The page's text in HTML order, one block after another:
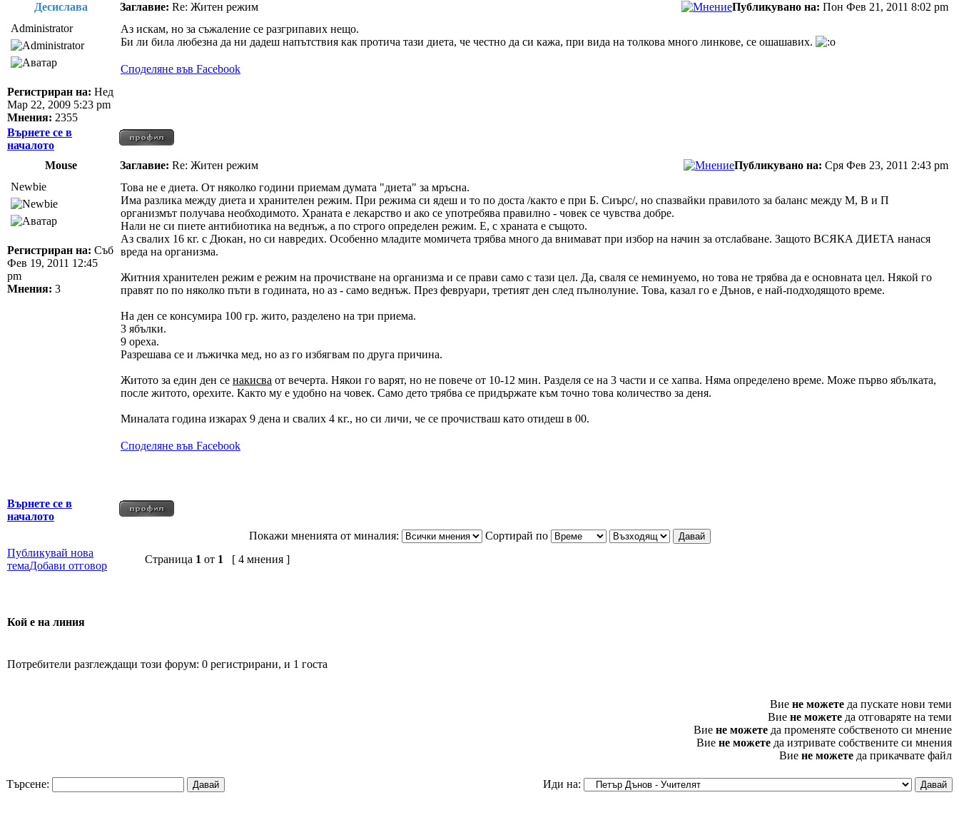
Десислава
Заглавие: Re: Житен режим Публикувано на: Пон Фев 21, 2011 8:02 pm
Administrator
Регистриран на: Нед
Мар 22, 2009 5:23 pm
Мнения: 2355
Аз искам, но за съжаление се разгрипавих нещо.
Би ли била любезна да ни дадеш напътствия как протича тази диета, че честно да си кажа, при вида на толкова много линкове, се ошашавих.
Споделяне във Facebook
Върнете се в
началото
Mouse
Заглавие: Re: Житен режим Публикувано на: Сря Фев 23, 2011 2:43 pm
Newbie
Регистриран на: Съб
Фев 19, 2011 12:45
pm
Мнения: 3
Това не е диета. От няколко години приемам думата "диета" за мръсна.
Има разлика между диета и хранителен режим. При режима си ядеш и то по доста /както е при Б. Сиърс/, но спазвайки правилото за баланс между М, В и П
организмът получава необходимото. Храната е лекарство и ако се употребява правилно - човек се чувства добре.
Нали не си пиете антибиотика на веднъж, а по строго определен режим. Е, с храната е същото.
Аз свалих 16 кг. с Дюкан, но си навредих. Особенно младите момичета трябва много да внимават при избор на начин за отслабване. Защото ВСЯКА ДИЕТА нанася
вреда на организма.
Житния хранителен режим е режим на прочистване на организма и се прави само с тази цел. Да, сваля се неминуемо, но това не трябва да е основната цел. Някой го
правят по по няколко пъти в годината, но аз - само веднъж. През февруари, третият ден след пълнолуние. Това, казал го е Дънов, е най-подходящото време.
На ден се консумира 100 гр. жито, разделено на три приема.
3 ябълки.
9 ореха.
Разрешава се и лъжичка мед, но аз го избягвам по друга причина.
Житото за един ден се накисва от вечерта. Някои го варят, но не повече от 10-12 мин. Разделя се на 3 части и се хапва. Няма определено време. Може първо ябълката,
после житото, орехите. Както му е удобно на човек. Само дето трябва се придържате към точно това количество за деня.
Миналата година изкарах 9 дена и свалих 4 кг., но си личи, че се прочистваш като отидеш в 00.
Споделяне във Facebook
Върнете се в
началото
Покажи мненията от миналия:
Сортирай по
Публикувай нова
темаДобави отговор
Страница 1 от 1 [ 4 мнения ]
Кой е на линия
Потребители разглеждащи този форум: 0 регистрирани, и 1 госта
Вие не можете да пускате нови теми
Вие не можете да отговаряте на теми
Вие не можете да променяте собственото си мнение
Вие не можете да изтривате собствените си мнения
Вие не можете да прикачвате файл
Търсене: Иди на: